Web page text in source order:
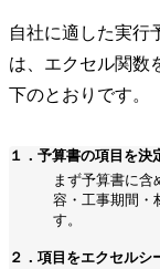
自社に適した実行
は、エクセル関数
下のとおりです。
１．予算書の項目を決
まず予算書に含
容・工事期間・
す。
２．項目をエクセルシ